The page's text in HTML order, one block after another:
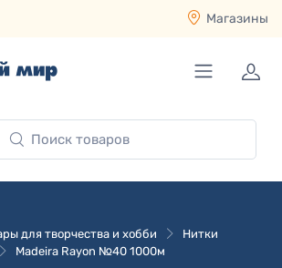
Магазины
для творчества и хобби
Нитки
Madeira Rayon №40 1000м